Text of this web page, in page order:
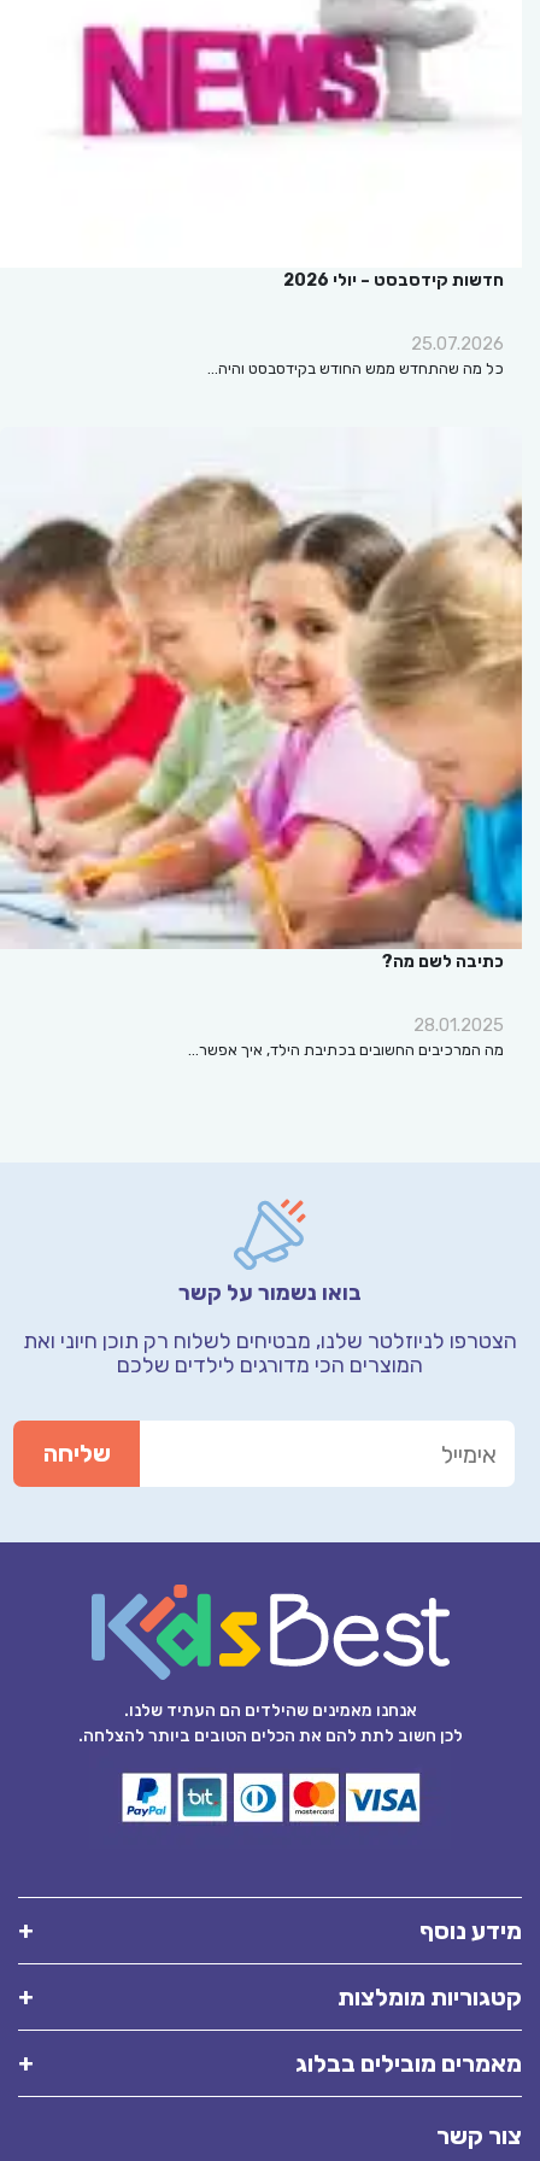
חדשות קידסבסט – יולי 2026
25.07.2026
כל מה שהתחדש ממש החודש בקידסבסט והיה…
כתיבה לשם מה?
28.01.2025
מה המרכיבים החשובים בכתיבת הילד, איך אפשר…
בואו נשמור על קשר
הצטרפו לניוזלטר שלנו, מבטיחים לשלוח רק תוכן חיוני ואת
המוצרים הכי מדורגים לילדים שלכם
אנחנו מאמינים שהילדים הם העתיד שלנו.
לכן חשוב לתת להם את הכלים הטובים ביותר להצלחה.
מידע נוסף
קטגוריות מומלצות
מאמרים מובילים בבלוג
צור קשר